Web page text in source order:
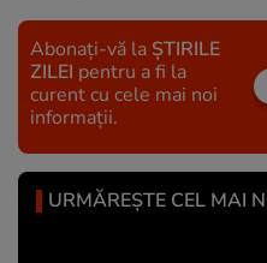
Abonați-vă la ȘTIRILE
ZILEI pentru a fi la
curent cu cele mai noi
informații.
URMĂREȘTE CEL MAI